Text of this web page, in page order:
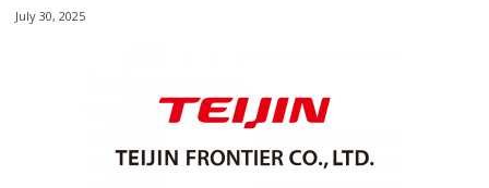
July 30, 2025